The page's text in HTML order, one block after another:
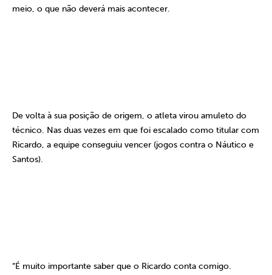
meio, o que não deverá mais acontecer.
De volta à sua posição de origem, o atleta virou amuleto do
técnico. Nas duas vezes em que foi escalado como titular com
Ricardo, a equipe conseguiu vencer (jogos contra o Náutico e
Santos).
“É muito importante saber que o Ricardo conta comigo.